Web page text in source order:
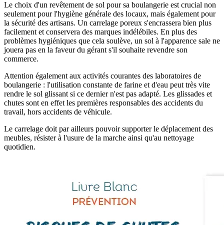
Le choix d'un revêtement de sol pour sa boulangerie est crucial non
seulement pour l'hygiène générale des locaux, mais également pour
la sécurité des artisans. Un carrelage poreux s'encrassera bien plus
facilement et conservera des marques indélébiles. En plus des
problèmes hygiéniques que cela soulève, un sol à l'apparence sale ne
jouera pas en la faveur du gérant s'il souhaite revendre son
commerce.
Attention également aux activités courantes des laboratoires de
boulangerie : l'utilisation constante de farine et d'eau peut très vite
rendre le sol glissant si ce dernier n'est pas adapté. Les glissades et
chutes sont en effet les premières responsables des accidents du
travail, hors accidents de véhicule.
Le carrelage doit par ailleurs pouvoir supporter le déplacement des
meubles, résister à l'usure de la marche ainsi qu'au nettoyage
quotidien.